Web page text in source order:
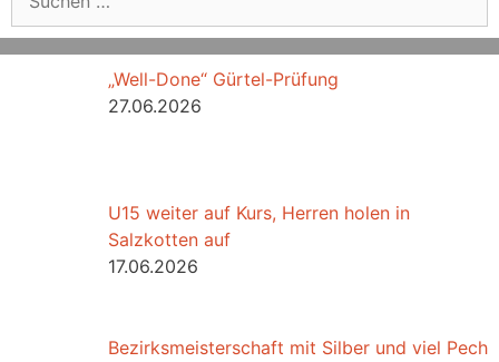
nach:
„Well-Done“ Gürtel-Prüfung
27.06.2026
U15 weiter auf Kurs, Herren holen in
Salzkotten auf
17.06.2026
Bezirksmeisterschaft mit Silber und viel Pech